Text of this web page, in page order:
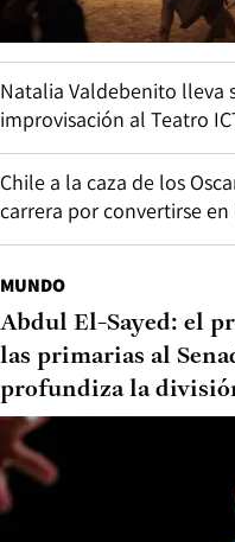
Natalia Valdebenito lleva
improvisación al Teatro
Chile a la caza de los
carrera por convertirse
MUNDO
Abdul El-Sayed: el
las primarias al
profundiza la